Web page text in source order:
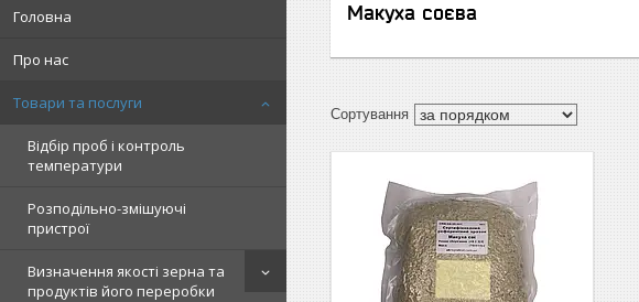
Головна
Про нас
Товари та послуги
Відбір проб і контроль
температури
Розподільно-змішуючі
пристрої
Визначення якості зерна та
продуктів його переробки
Макуха соєва